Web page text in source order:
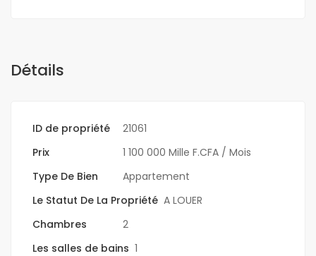
Détails
ID de propriété
21061
Prix
1 100 000 Mille F.CFA / Mois
Type De Bien
Appartement
Le Statut De La Propriété A LOUER
Chambres
2
Les salles de bains 1